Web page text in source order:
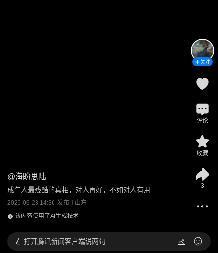
@海盼思陆
成年人最残酷的真相，对人再好，不如对人有用
2026-06-23 14:36 发布于山东
该内容使用了AI生成技术
关注
评论
收藏
3
打开腾讯新闻客户端说两句